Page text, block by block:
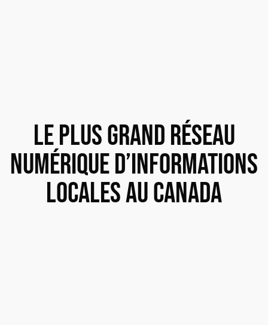
LE PLUS GRAND RÉSEAU
NUMÉRIQUE D’INFORMATIONS
LOCALES AU CANADA